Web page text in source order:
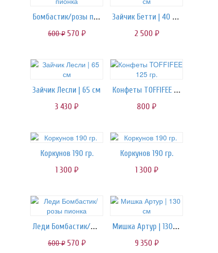
Бомбастик/розы пионка
600руб. 570 руб.
Зайчик Бетти | 40 см
2 500 руб.
Зайчик Лесли | 65 см
3 430 руб.
Конфеты TOFFIFEE 125 гр.
800 руб.
Коркунов 190 гр.
1 300 руб.
Коркунов 190 гр.
1 300 руб.
Леди Бомбастик/розы пионка
600руб. 570 руб.
Мишка Артур | 130 см
9 350 руб.